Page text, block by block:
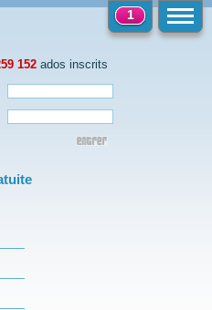
152 ados inscrits
1